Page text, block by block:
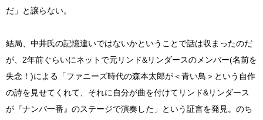
だ」と譲らない。
結局、中井氏の記憶違いではないかということで話は収まったのだ
が、2年前ぐらいにネットで元リンド&リンダースのメンバー(名前を
失念！)による「ファニーズ時代の森本太郎が＜青い鳥＞という自作
の詩を見せてくれて、それに自分が曲を付けてリンド&リンダース
が『ナンバ一番』のステージで演奏した」という証言を発見。のち